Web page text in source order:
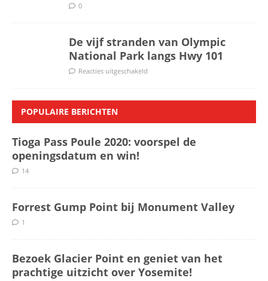
0
De vijf stranden van Olympic
National Park langs Hwy 101
Reacties uitgeschakeld
POPULAIRE BERICHTEN
Tioga Pass Poule 2020: voorspel de
openingsdatum en win!
14
Forrest Gump Point bij Monument Valley
1
Bezoek Glacier Point en geniet van het
prachtige uitzicht over Yosemite!